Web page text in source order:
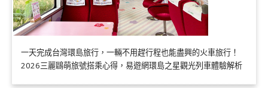
一天完成台灣環島旅行，一輛不用趕行程也能盡興的火車旅行！
2026三麗鷗萌旅號搭乘心得，易遊網環島之星觀光列車體驗解析